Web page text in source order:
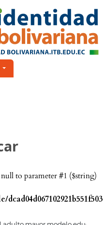
el idioma. El idioma actual es:
null to parameter #1 ($string)